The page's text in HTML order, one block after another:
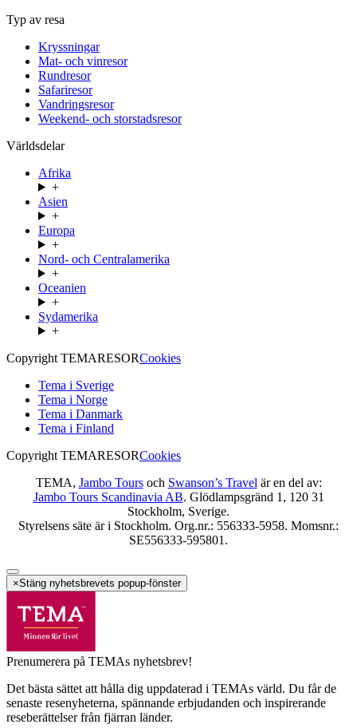
Typ av resa
Kryssningar
Mat- och vinresor
Rundresor
Safariresor
Vandringsresor
Weekend- och storstadsresor
Världsdelar
Afrika
+
Asien
+
Europa
+
Nord- och Centralamerika
+
Oceanien
+
Sydamerika
+
Copyright TEMARESORCookies
Tema i Sverige
Tema i Norge
Tema i Danmark
Tema i Finland
Copyright TEMARESORCookies
TEMA, Jambo Toursoch Swanson’s Travel är en del av:
Jambo Tours Scandinavia AB. Glödlampsgränd 1, 120 31
Stockholm, Sverige.
Styrelsens säte är i Stockholm. Org.nr.: 556333-5958. Momsnr.:
SE556333-595801.
×Stäng nyhetsbrevets popup-fönster
Prenumerera på TEMAs nyhetsbrev!
Det bästa sättet att hålla dig uppdaterad i TEMAs värld. Du får de
senaste resenyheterna, spännande erbjudanden och inspirerande
reseberättelser från fjärran länder.